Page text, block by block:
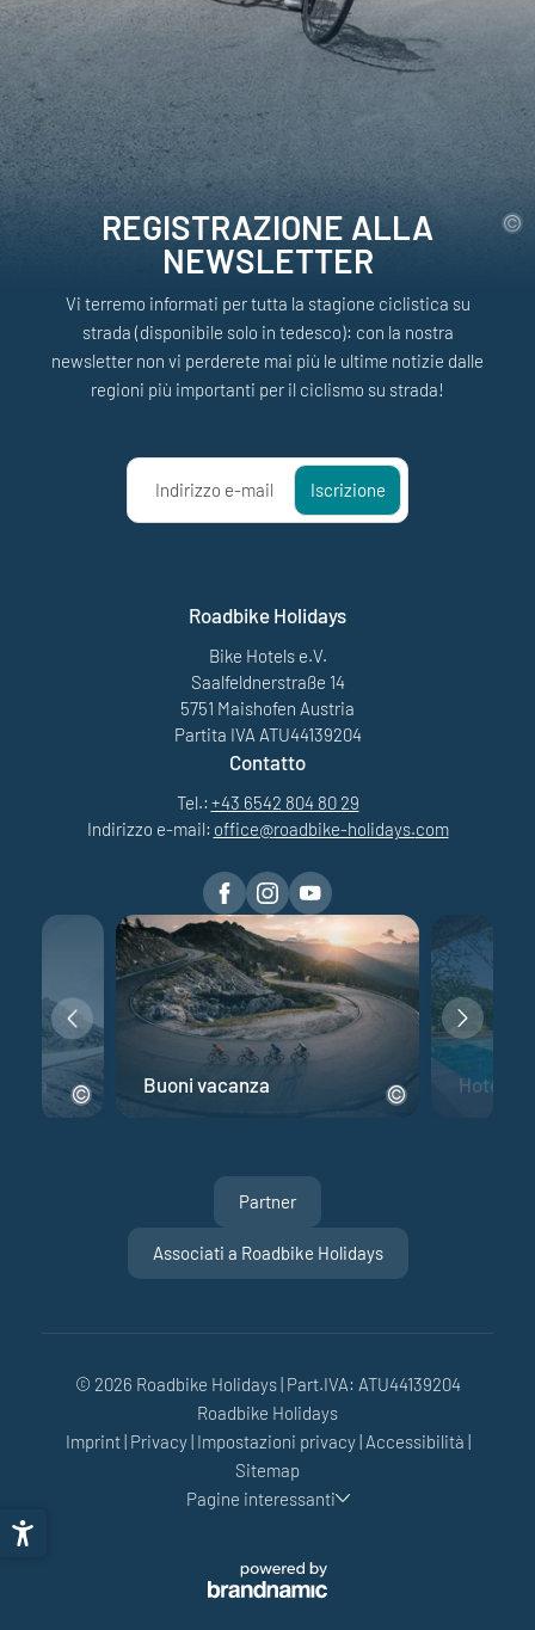
REGISTRAZIONE ALLA
NEWSLETTER
Vi terremo informati per tutta la stagione ciclistica su
strada (disponibile solo in tedesco): con la nostra
newsletter non vi perderete mai più le ultime notizie dalle
regioni più importanti per il ciclismo su strada!
Indirizzo e-mail Iscrizione
Roadbike Holidays
Bike Hotels e.V.
Saalfeldnerstraße 14
5751 Maishofen Austria
Partita IVA ATU44139204
Contatto
Tel.: +43 6542 804 80 29
Indirizzo e-mail: office@roadbike-holidays.com
Buoni vacanza Hotel
Partner
Associati a Roadbike Holidays
© 2026 Roadbike Holidays| Part.IVA: ATU44139204
Roadbike Holidays
Imprint| Privacy| Impostazioni privacy| Accessibilità |
Sitemap
Pagine interessanti